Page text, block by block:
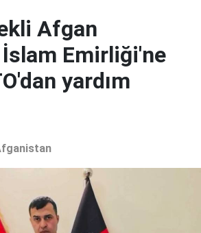
Afgan
Emirliği'ne
yardım